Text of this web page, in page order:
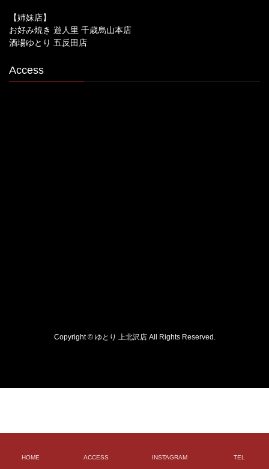
【姉妹店】
お好み焼き 遊人里 千歳烏山本店
酒場ゆとり 五反田店
Access
Copyright © ゆとり 上北沢店 All Rights Reserved.
HOME ACCESS INSTAGRAM TEL